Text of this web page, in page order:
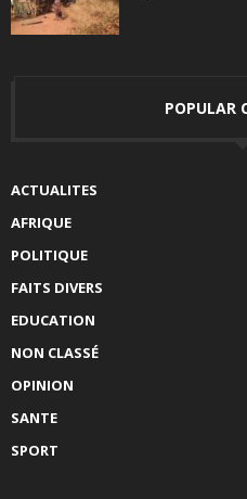
POPULAR
ACTUALITES
AFRIQUE
POLITIQUE
FAITS DIVERS
EDUCATION
NON CLASSÉ
OPINION
SANTE
SPORT